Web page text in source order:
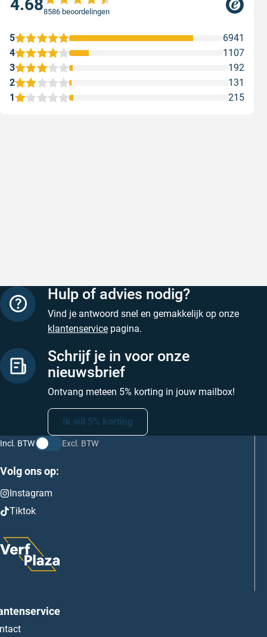
4.688586 beoordelingen
1 215
2 131
3 192
4 1107
5 6941
Hulp of advies nodig?
Vind je antwoord snel en gemakkelijk op onze
klantenservice pagina.
Schrijf je in voor onze
nieuwsbrief
Ontvang meteen 5% korting in jouw mailbox!
Ik wil 5% korting
Incl. BTW Excl. BTW
Volg ons op:
Instagram
Tiktok